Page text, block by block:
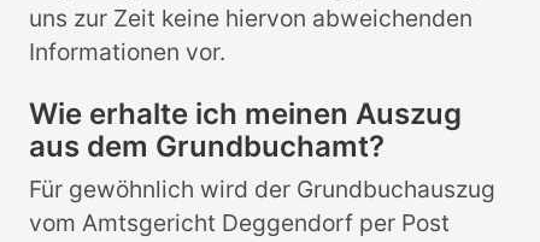
uns zur Zeit keine hiervon abweichenden
Informationen vor.
Wie erhalte ich meinen Auszug
aus dem Grundbuchamt?
Für gewöhnlich wird der Grundbuchauszug
vom Amtsgericht Deggendorf per Post